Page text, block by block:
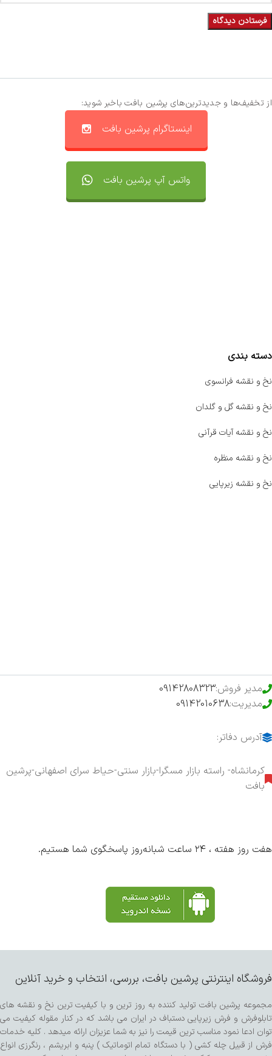
از تخفیف‌ها و جدیدترین‌های پرشین بافت باخبر شوید:
اینستاگرام پرشین بافت
واتس آپ پرشین بافت
دسته بندی
نخ و نقشه فرانسوی
نخ و نقشه گل و گلدان
نخ و نقشه آیات قرآنی
نخ و نقشه منظره
نخ و نقشه زیرپایی
مدیر فروش:09142808323
مدیریت:09142010638
آدرس دفاتر:
کرمانشاه- راسته بازار مسگرا-بازار سنتی-حیاط سرای اصفهانی-پرشین
بافت
هفت روز هفته ، ۲۴ ساعت شبانه‌روز پاسخگوی شما هستیم.
فروشگاه اینترنتی پرشین بافت، بررسی، انتخاب و خرید آنلاین
مجموعه پرشین بافت تولید کننده به روز ترین و با کیفیت ترین نخ و نقشه های
تابلوفرش و فرش زیرپایی دستباف در ایران می باشد که در کنار مقوله کیفیت می
توان ادعا نمود مناسب ترین قیمت را نیز به شما عزیزان ارائه میدهد . کلیه خدمات
فرش از قبیل چله کشی ( با دستگاه تمام اتوماتیک ) پنبه و ابریشم ، رنگرزی انواع